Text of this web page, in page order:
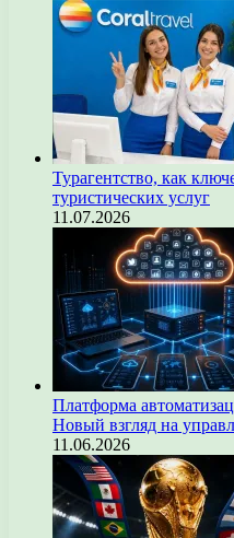
Турагентство, как
туристических услуг
11.07.2026
Платформа
Новый взгляд на
11.06.2026